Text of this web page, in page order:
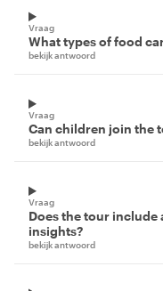
Vraag
What types of food
bekijk antwoord
Vraag
Can children join the
bekijk antwoord
Vraag
Does the tour
insights?
bekijk antwoord